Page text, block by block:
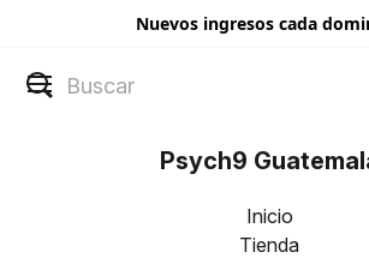
Nuevos ingresos cada
Psych9
Inicio
Tienda